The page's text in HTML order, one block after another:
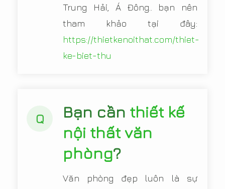
Trung Hải, Á Đông.. bạn nên
tham khảo tại đây:
https://thietkenoithat.com/thiet-
ke-biet-thu
Q Bạn cần thiết kế
nội thất văn
phòng?
Văn phòng đẹp luôn là sự